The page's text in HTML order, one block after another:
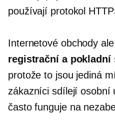
používají protokol
Internetové obchody
registrační a pokladní
protože to jsou jediná
zákazníci sdílejí osobní
často funguje na